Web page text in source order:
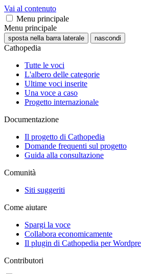
Vai al contenuto
Menu principale
Menu principale
sposta nella barra laterale nascondi
Cathopedia
Tutte le voci
L'albero delle categorie
Ultime voci inserite
Una voce a caso
Progetto internazionale
Documentazione
Il progetto di Cathopedia
Domande frequenti sul progetto
Guida alla consultazione
Comunità
Siti suggeriti
Come aiutare
Spargi la voce
Collabora economicamente
Il plugin di Cathopedia per
Contributori